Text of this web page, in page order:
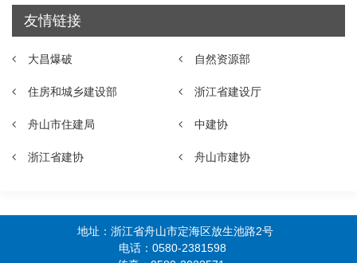
友情链接
大昌爆破 自然资源部
住房和城乡建设部 浙江省建设厅
舟山市住建局 中建协
浙江省建协 舟山市建协
地址：浙江省舟山市定海区放生池路2号
电话：0580-2381598